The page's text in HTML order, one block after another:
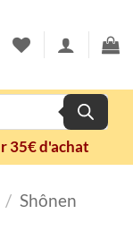
35€ d'achat
/ Shônen